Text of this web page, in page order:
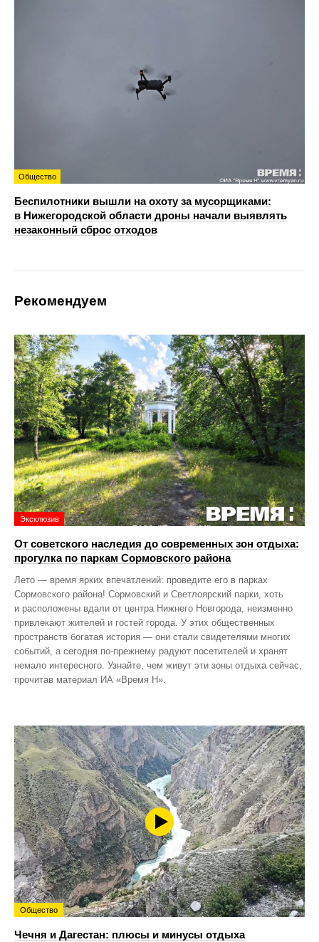
Общество
Беспилотники вышли на охоту за мусорщиками:
в Нижегородской области дроны начали выявлять
незаконный сброс отходов
Рекомендуем
Эксклюзив
От советского наследия до современных зон отдыха:
прогулка по паркам Сормовского района
Лето — время ярких впечатлений: проведите его в парках
Сормовского района! Сормовский и Светлоярский парки, хоть
и расположены вдали от центра Нижнего Новгорода, неизменно
привлекают жителей и гостей города. У этих общественных
пространств богатая история — они стали свидетелями многих
событий, а сегодня по‑прежнему радуют посетителей и хранят
немало интересного. Узнайте, чем живут эти зоны отдыха сейчас,
прочитав материал ИА «Время Н».
Общество
Чечня и Дагестан: плюсы и минусы отдыха